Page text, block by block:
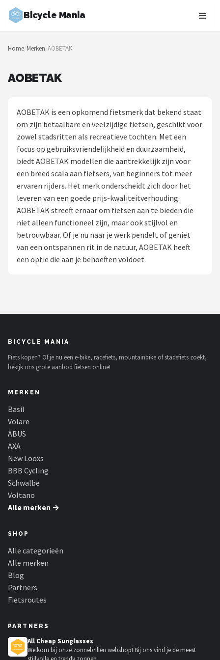
Bicycle Mania
Zoeken
NAVIGATIE
Blog
Fietsroutes
Kinderfietsen
Stadsfietsen
Elektrische fietsen
Mountainbikes
Shop
ABUS
AXA
New Looxs
BBB Cycling
Schwalbe
Voltano
Shimano
Home/Merken/AOBETAK
AOBETAK
AOBETAK is een opkomend fietsmerk dat bekend staat
om zijn betaalbare en veelzijdige fietsen, geschikt voor
zowel stadsritten als recreatieve tochten. Met een
focus op gebruiksvriendelijkheid en duurzaamheid,
biedt AOBETAK modellen die aantrekkelijk zijn voor
een breed scala aan fietsers, van beginners tot meer
ervaren rijders. Het merk onderscheidt zich door het
leveren van een goede prijs-kwaliteitverhouding.
AOBETAK streeft ernaar om fietsen aan te bieden die
niet alleen functioneel zijn, maar ook stijlvol en
betrouwbaar. Of je nu naar je werk pendelt of geniet
van een ontspannen rit in de natuur, AOBETAK heeft
een optie die aan je behoeften voldoet.
BICYCLE MANIA
Fiets kopen? Of je nu een e-bike, racefiets, mountainbike of stadsfiets zoekt,
bekijk ons grote aanbod fietsen online!
MERKEN
Basil
Volare
ABUS
AXA
New Looxs
BBB Cycling
Schwalbe
Voltano
Alle merken →
SHOP
Alle categorieën
Alle merken
Blog
Partners
Fietsroutes
PARTNERS
All Cheap Sunglasses
Welkom bij onze zonnebrillen webshop! Bij ons vind je de meest